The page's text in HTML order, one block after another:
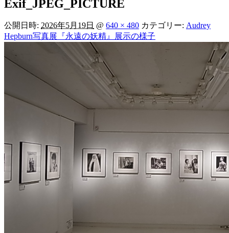
Exif_JPEG_PICTURE
公開日時: 2026年5月19日 @ 640 × 480 カテゴリー: Audrey
Hepburn写真展『永遠の妖精』展示の様子